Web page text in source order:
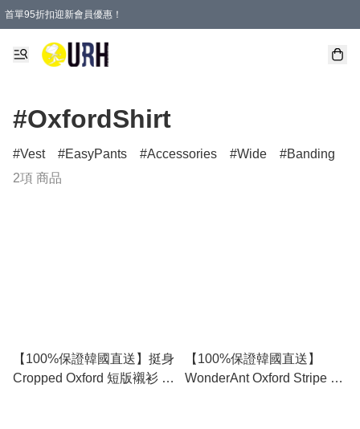
首單95折扣迎新會員優惠！
特選會員可享全單低至 95 折優惠！
單一訂單滿HKD600(澳門HKD800)包郵寄順豐送到家。
#OxfordShirt
Vest EasyPants Accessories Wide Banding
2項 商品
【100%保證韓國直送】挺身
Cropped Oxford 短版襯衫 [6
【100%保證韓國直送】
WonderAnt Oxford Stripe 半